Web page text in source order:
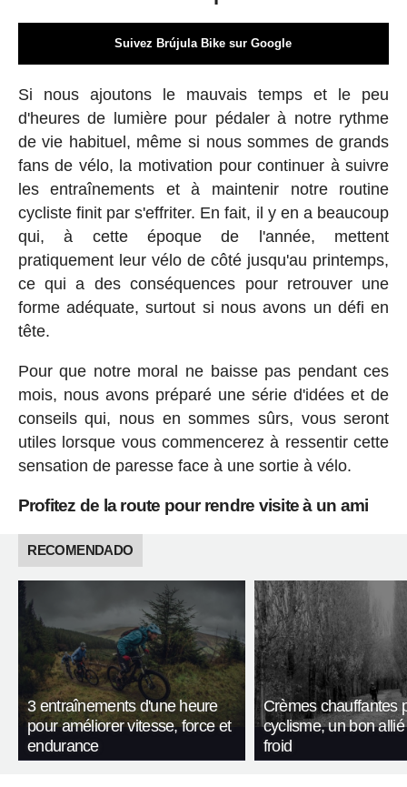
Suivez Brújula Bike sur Google
Si nous ajoutons le mauvais temps et le peu
d'heures de lumière pour pédaler à notre rythme
de vie habituel, même si nous sommes de grands
fans de vélo, la motivation pour continuer à suivre
les entraînements et à maintenir notre routine
cycliste finit par s'effriter. En fait, il y en a beaucoup
qui, à cette époque de l'année, mettent
pratiquement leur vélo de côté jusqu'au printemps,
ce qui a des conséquences pour retrouver une
forme adéquate, surtout si nous avons un défi en
tête.
Pour que notre moral ne baisse pas pendant ces
mois, nous avons préparé une série d'idées et de
conseils qui, nous en sommes sûrs, vous seront
utiles lorsque vous commencerez à ressentir cette
sensation de paresse face à une sortie à vélo.
Profitez de la route pour rendre visite à un ami
RECOMENDADO
3 entraînements d'une heure
pour améliorer vitesse, force et
endurance
Crèmes chauffantes
cyclisme, un bon
froid